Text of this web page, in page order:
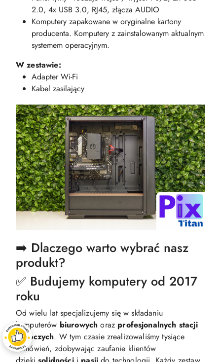
2.0, 4x USB 3.0, RJ45, złącza AUDIO
Komputery zapakowane w oryginalne kartony
producenta. Komputery z zainstalowanym aktualnym
systemem operacyjnym.
W zestawie:
Adapter Wi-Fi
Kabel zasilający
➡️ Dlaczego warto wybrać nasz
produkt?
✅ Budujemy komputery od 2017
roku
Od wielu lat specjalizujemy się w składaniu
komputerów biurowych oraz profesjonalnych stacji
roboczych. W tym czasie zrealizowaliśmy tysiące
zamówień, zdobywając zaufanie klientów